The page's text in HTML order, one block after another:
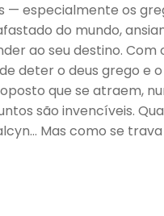
— especialmente os
do mundo,
ao seu destino.
deter o deus grego
que se atraem,
são invencíveis.
Mas como se